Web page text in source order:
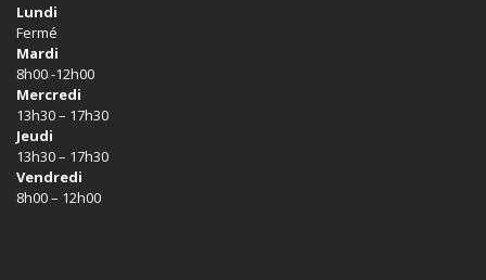
Lundi
Fermé
Mardi
8h00 -12h00
Mercredi
13h30 – 17h30
Jeudi
13h30 – 17h30
Vendredi
8h00 – 12h00